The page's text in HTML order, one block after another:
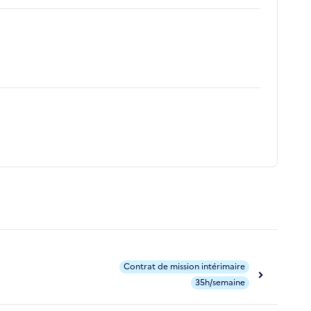
Contrat de mission intérimaire
35h/semaine